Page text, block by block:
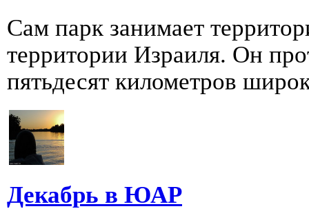
Сам парк занимает
территории Израиля. Он
пятьдесят километров
Декабрь в ЮАР